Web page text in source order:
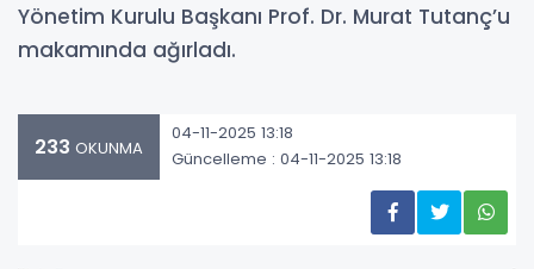
Yönetim Kurulu Başkanı Prof. Dr. Murat Tutanç’u
makamında ağırladı.
233 OKUNMA
04-11-2025 13:18
Güncelleme : 04-11-2025 13:18